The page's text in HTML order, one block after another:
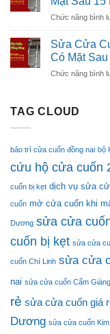
Chức năng bình
Sửa Cửa
Có Mặt
Chức năng bình
TAG CLOUD
bảo trì cửa cuốn đồng nai bộ
cứu hộ cửa cuốn
cuốn bị kẹt dịch vụ sửa
cuốn mở cửa cuốn khi
Dương sửa cửa
cuốn bị kẹt sửa cửa
cuốn Chí Linh sửa cửa
nai sửa cửa cuốn Cẩm Giàng
rẻ sửa cửa cuốn giá
Dương sửa cửa cuốn